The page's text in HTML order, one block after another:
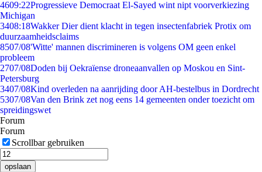
4609:22Progressieve Democraat El-Sayed wint nipt voorverkiezing
Michigan
3408:18Wakker Dier dient klacht in tegen insectenfabriek Protix om
duurzaamheidsclaims
8507/08'Witte' mannen discrimineren is volgens OM geen enkel
probleem
2707/08Doden bij Oekraïense droneaanvallen op Moskou en Sint-
Petersburg
3407/08Kind overleden na aanrijding door AH-bestelbus in Dordrecht
5307/08Van den Brink zet nog eens 14 gemeenten onder toezicht om
spreidingswet
Forum
Forum
Scrollbar gebruiken
opslaan